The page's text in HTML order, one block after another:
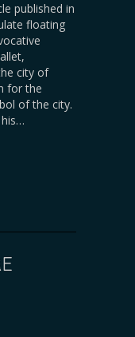
published in
floating
city of
for the
of the city.